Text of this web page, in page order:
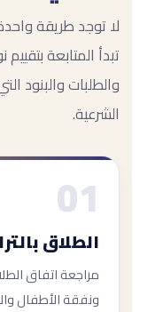
لا توجد طريقة
تبدأ المتابعة
والطلبات والبنود
الشرعية.
01
الطلاق
مراجعة اتفاق
ونفقة الأطفال